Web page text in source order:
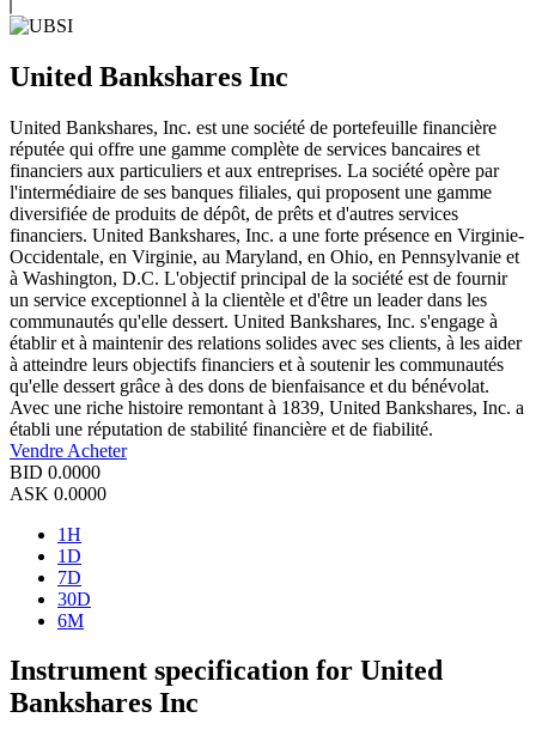
United Bankshares Inc
United Bankshares, Inc. est une société de portefeuille financière
réputée qui offre une gamme complète de services bancaires et
financiers aux particuliers et aux entreprises. La société opère par
l'intermédiaire de ses banques filiales, qui proposent une gamme
diversifiée de produits de dépôt, de prêts et d'autres services
financiers. United Bankshares, Inc. a une forte présence en Virginie-
Occidentale, en Virginie, au Maryland, en Ohio, en Pennsylvanie et
à Washington, D.C. L'objectif principal de la société est de fournir
un service exceptionnel à la clientèle et d'être un leader dans les
communautés qu'elle dessert. United Bankshares, Inc. s'engage à
établir et à maintenir des relations solides avec ses clients, à les aider
à atteindre leurs objectifs financiers et à soutenir les communautés
qu'elle dessert grâce à des dons de bienfaisance et du bénévolat.
Avec une riche histoire remontant à 1839, United Bankshares, Inc. a
établi une réputation de stabilité financière et de fiabilité.
Vendre Acheter
BID 0.0000
ASK 0.0000
1H
1D
7D
30D
6M
Instrument specification for United
Bankshares Inc